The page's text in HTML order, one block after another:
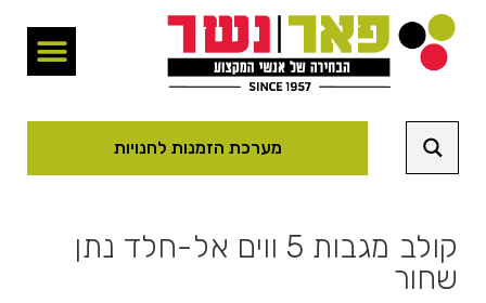
מערכת הזמנות לחנויות
קולב מגבות 5 ווים אל-חלד נתן
שחור